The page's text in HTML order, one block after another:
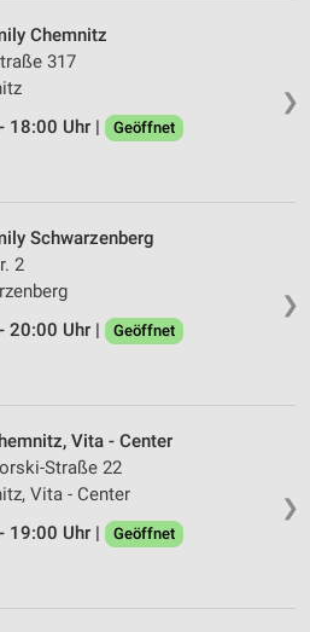
❯
Chemnitz
317
18:00 Uhr |
Geöffnet
❯
Schwarzenberg
2
20:00 Uhr |
Geöffnet
❯
Vita - Center
Straße 22
Vita - Center
19:00 Uhr |
Geöffnet